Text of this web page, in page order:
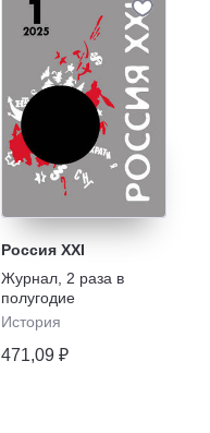
Россия XXI
Журнал 2 раза в
полугодие
История
471,09 ₽